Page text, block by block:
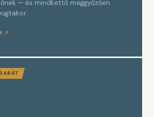
— és mindkettő meggyőzően